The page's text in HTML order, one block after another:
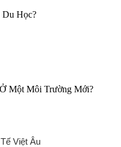
Học?
Một Môi Trường Mới?
Việt Âu